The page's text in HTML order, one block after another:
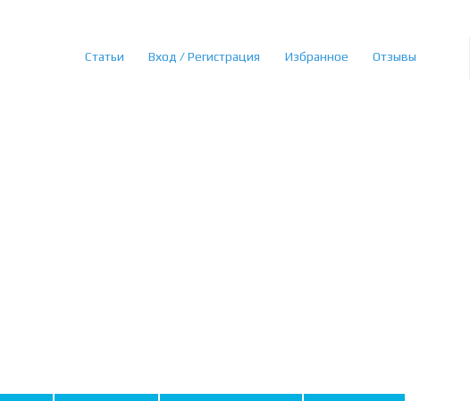
Статьи Вход / Регистрация Избранное Отзывы